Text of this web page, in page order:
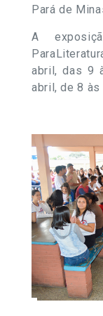
Pará de
A
abril, das 9
abril, de 8 às